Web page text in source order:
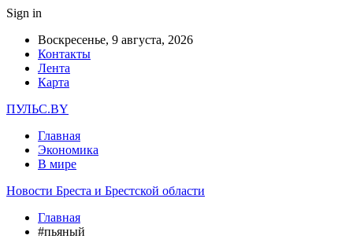
Sign in
Воскресенье, 9 августа, 2026
Контакты
Лента
Карта
ПУЛЬС.BY
Главная
Экономика
В мире
Новости Бреста и Брестской области
Главная
#пьяный